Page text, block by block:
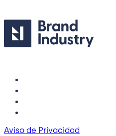
Aviso de Privacidad